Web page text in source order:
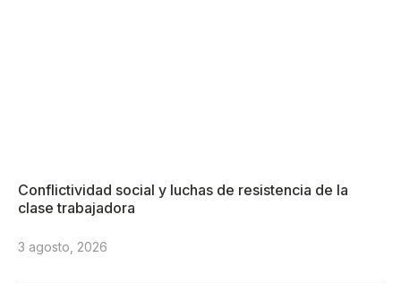
Conflictividad social y luchas de resistencia de la
clase trabajadora
3 agosto, 2026